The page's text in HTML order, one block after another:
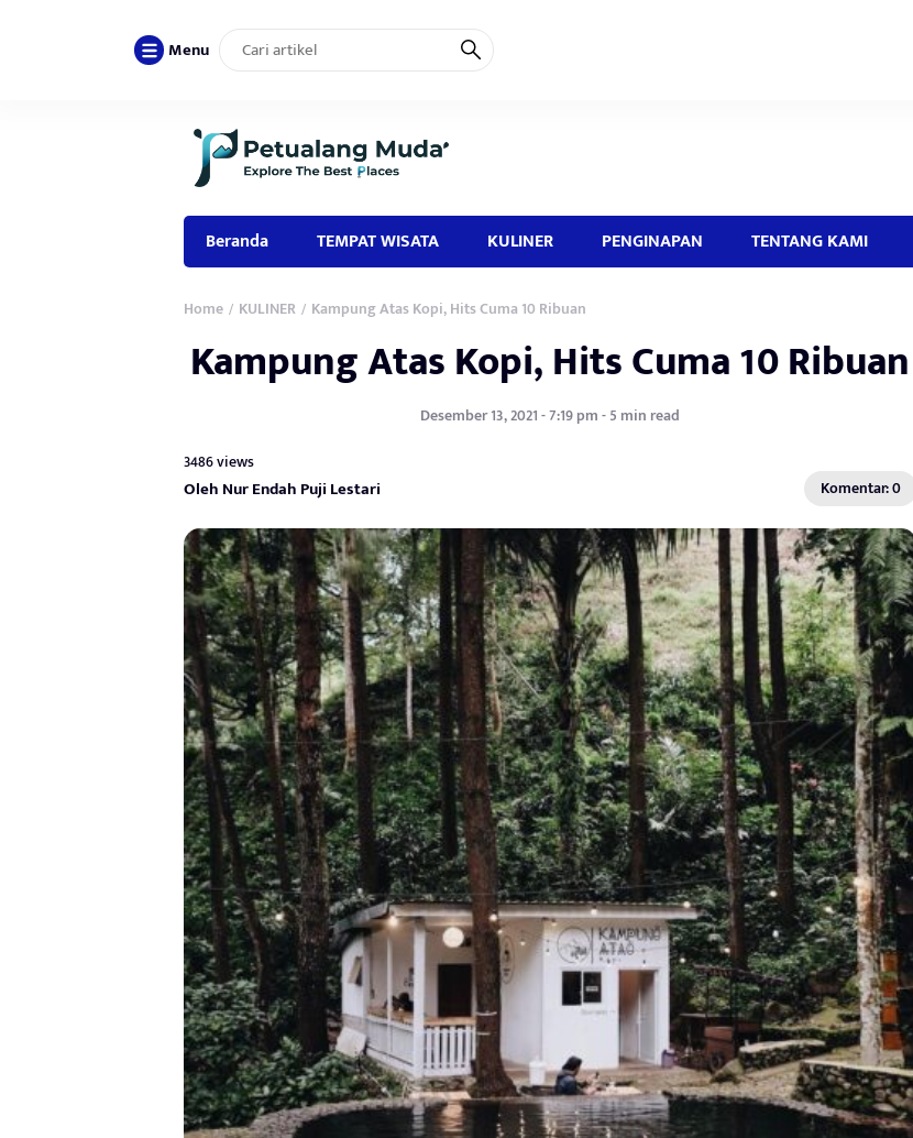
Menu
Beranda TEMPAT WISATA KULINER PENGINAPAN TENTANG KAMI
Home / KULINER / Kampung Atas Kopi, Hits Cuma 10 Ribuan
Kampung Atas Kopi, Hits Cuma 10 Ribuan
Desember 13, 2021 - 7:19 pm - 5 min read
3486 views
Oleh Nur Endah Puji Lestari Komentar: 0